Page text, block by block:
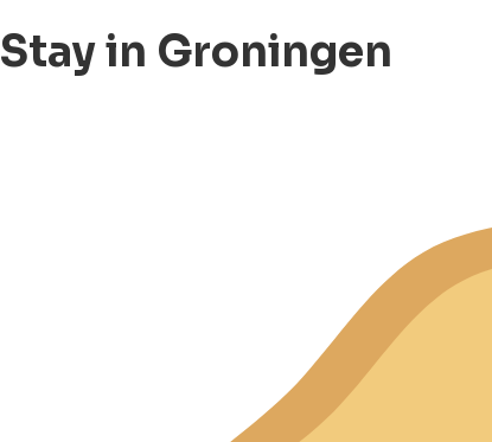
Stay in Groningen